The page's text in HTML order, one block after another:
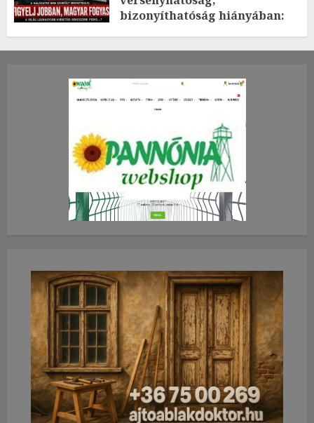
bizonyíthatóság hiányában:
2026.JÚLIUS.23. CSÜTÖRTÖK.
0